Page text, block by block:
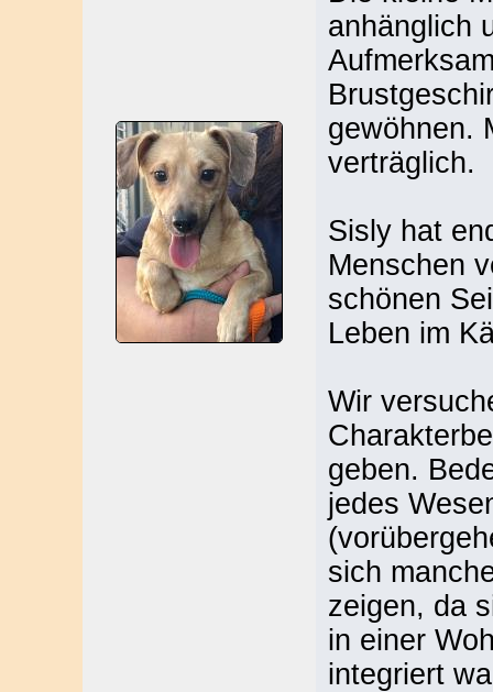
anhänglich
gewöhnen.
verträglich.
Sisly hat
Menschen
schönen
Leben im
Wir
geben.
jedes
sich
zeigen, da
in einer
integriert